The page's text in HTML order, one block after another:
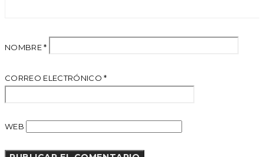
NOMBRE*
CORREO ELECTRÓNICO*
WEB